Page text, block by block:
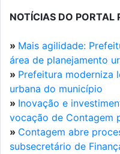
NOTÍCIAS DO PORTAL
» Mais agilidade:
área de planejamento
» Prefeitura moderniza
urbana do município
» Inovação e
vocação de Contagem
» Contagem abre
subsecretário de